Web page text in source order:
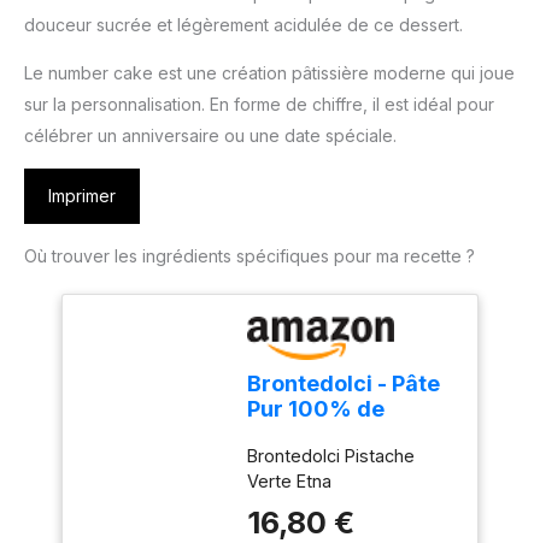
douceur sucrée et légèrement acidulée de ce dessert.
Le number cake est une création pâtissière moderne qui joue
sur la personnalisation. En forme de chiffre, il est idéal pour
célébrer un anniversaire ou une date spéciale.
Imprimer
Où trouver les ingrédients spécifiques pour ma recette ?
Brontedolci - Pâte
Pur 100% de
Verte Etna - 190g
Brontedolci Pistache
Verte Etna
16,80 €